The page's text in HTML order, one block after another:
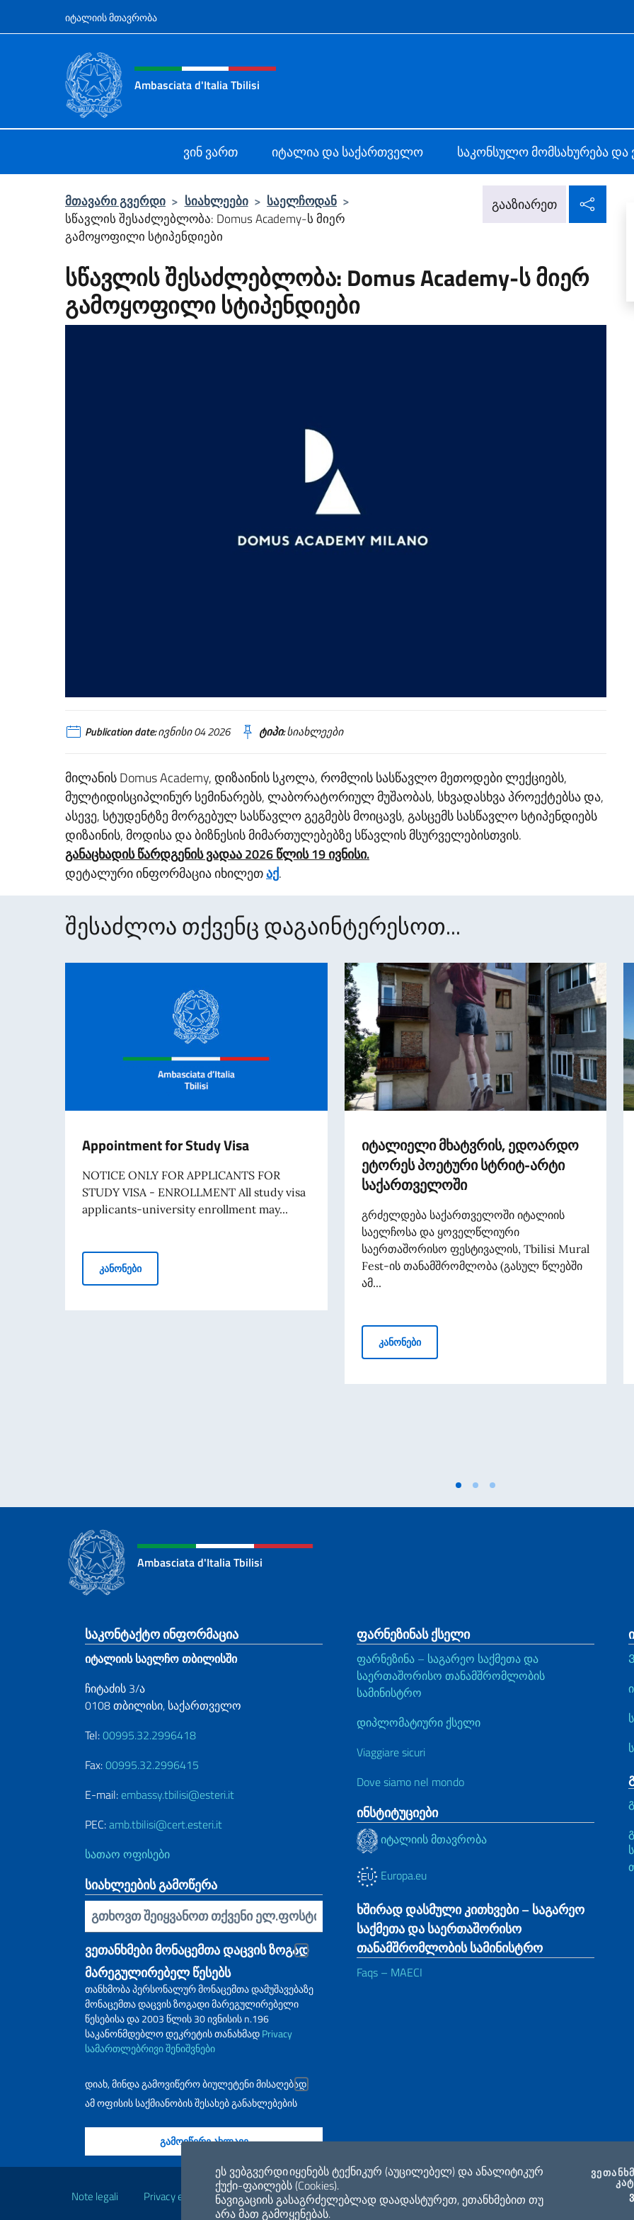
ეს ვებგვერდი იყენებს ტექნიკურ (აუცილებელ) და ანალიტიკურ
ქუქი-ფაილებს (Cookies).
ნავიგაციის გასაგრძელებლად დაადასტურეთ, ეთანხმებით თუ
არა მათ გამოყენებას.
იტალიის მთავრობა
Header, social and menu of site
Ambasciata d'Italia Tbilisi
ვინ ვართ იტალია და საქართველო საკონსულო მომსახურება და
მთავარი გვერდი > სიახლეები > საელჩოდან >
სწავლის შესაძლებლობა: Domus Academy-ს მიერ
გამოყოფილი სტიპენდიები
გააზიარეთ
სწავლის შესაძლებლობა: Domus Academy-ს მიერ
გამოყოფილი სტიპენდიები
Publication date:ივნისი 04 2026 ტიპი:სიახლეები
მილანის Domus Academy, დიზაინის სკოლა, რომლის სასწავლო მეთოდები ლექციებს,
მულტიდისციპლინურ სემინარებს, ლაბორატორიულ მუშაობას, სხვადასხვა პროექტებსა და,
ასევე, სტუდენტზე მორგებულ სასწავლო გეგმებს მოიცავს, გასცემს სასწავლო სტიპენდიებს
დიზაინის, მოდისა და ბიზნესის მიმართულებებზე სწავლის მსურველებისთვის.
განაცხადის წარდგენის ვადაა 2026 წლის 19 ივნისი.
დეტალური ინფორმაცია იხილეთაქ.
შესაძლოა თქვენც დაგაინტერესოთ...
Appointment for Study Visa
NOTICE ONLY FOR APPLICANTS FOR
STUDY VISA - ENROLLMENT All study visa
applicants-university enrollment may...
კანონებიAppointment for Study Visa
იტალიელი მხატვრის, ედოარდო
ეტორეს პოეტური სტრიტ-არტი
საქართველოში
გრძელდება საქართველოში იტალიის
საელჩოსა და ყოველწლიური
საერთაშორისო ფესტივალის, Tbilisi Mural
Fest-ის თანამშრომლობა (გასულ წლებში
ამ...
კანონებიიტალიელი მხატვრის, ედოარდო ეტორეს
Ambasciata d'Italia Tbilisi
Footer section
საკონტაქტო ინფორმაცია
იტალიის საელჩო თბილისში
ჩიტაძის 3/ა
0108 თბილისი, საქართველო
Tel:00995.32.2996418
Fax:00995.32.2996415
E-mail: embassy.tbilisi@esteri.it
PEC:amb.tbilisi@cert.esteri.it
სათაო ოფისები
სიახლეების გამოწერა
ჩადეთ თქვენი ელ.წერილი
ვეთანხმები მონაცემთა დაცვის ზოგად
მარეგულირებელ წესებს
თანხმობა პერსონალურ მონაცემთა დამუშავებაზე
მონაცემთა დაცვის ზოგადი მარეგულირებელი
წესებისა და 2003 წლის 30 ივნისის n.196
საკანონმდებლო დეკრეტის თანახმადPrivacy
სამართლებრივი შენიშვნები
დიახ, მინდა გამოვიწერო ბიულეტენი მისაღებად
ამ ოფისის საქმიანობის შესახებ განახლებების
ფარნეზინას ქსელი
ფარნეზინა – საგარეო საქმეთა და
საერთაშორისო თანამშრომლობის
სამინისტრო
დიპლომატიური ქსელი
Viaggiare sicuri
Dove siamo nel mondo
ინსტიტუციები
იტალიის მთავრობა
Europa.eu
ხშირად დასმული კითხვები – საგარეო
საქმეთა და საერთაშორისო
თანამშრომლობის სამინისტრო
Faqs – MAECI
Გამოსადეგი ბმულები
Note legali Privacy e cookie policy Dichiarazione di accessibilità
2026